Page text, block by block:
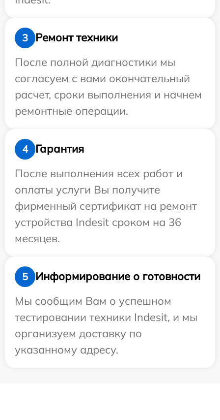
3
Ремонт техники
После полной диагностики мы
согласуем с вами окончательный
расчет, сроки выполнения и начнем
ремонтные операции.
4
Гарантия
После выполнения всех работ и
оплаты услуги Вы получите
фирменный сертификат на ремонт
устройства Indesit сроком на 36
месяцев.
5
Информирование о готовности
Мы сообщим Вам о успешном
тестировании техники Indesit, и мы
организуем доставку по
указанному адресу.